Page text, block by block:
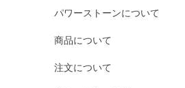
パワーストーンについて
商品について
注文について